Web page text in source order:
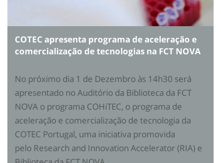
COTEC apresenta programa de aceleração e
comercialização de tecnologias na FCT NOVA
No próximo dia 1 de Dezembro às 14h30 será
apresentado no Auditório da Biblioteca da FCT
NOVA o programa COHiTEC, o programa de
aceleração e comercialização de tecnologia da
COTEC Portugal, uma iniciativa promovida
pelo Research and Innovation Accelerator (RIA) e